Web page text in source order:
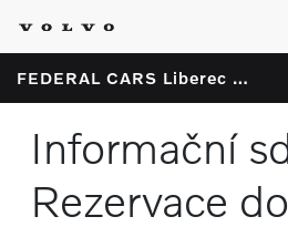
FEDERAL CARS Liberec s.r.o.
Informační
Rezervace